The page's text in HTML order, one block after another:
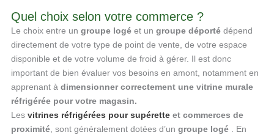
Quel choix selon votre commerce ?
Le choix entre un groupe logéet un groupe déportédépend
directement de votre type de point de vente, de votre espace
disponible et de votre volume de froid à gérer. Il est donc
important de bien évaluer vos besoins en amont, notamment en
apprenant à dimensionner correctement une vitrine murale
réfrigérée pour votre magasin.
Les vitrines réfrigérées pour supéretteet commerces de
proximité, sont généralement dotées d’un groupe logé
. En